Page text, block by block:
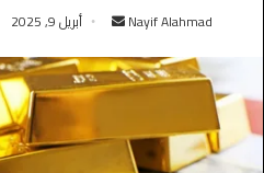
Nayif Alahmad أبريل 9, 2025